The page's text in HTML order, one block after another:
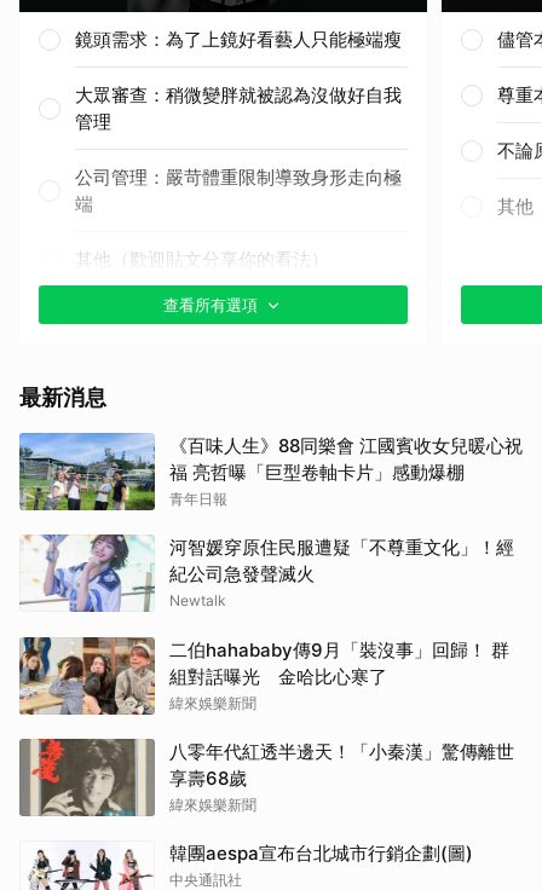
鏡頭需求：為了上鏡好看藝人只能極端瘦
大眾審查：稍微變胖就被認為沒做好自我
管理
公司管理：嚴苛體重限制導致身形走向極
端
其他（歡迎貼文分享你的看法）
查看所有選項
儘管
尊重
不論
其他
最新消息
《百味人生》88同樂會 江國賓收女兒暖心祝
福 亮哲曝「巨型卷軸卡片」感動爆棚
青年日報
河智媛穿原住民服遭疑「不尊重文化」！經
紀公司急發聲滅火
Newtalk
二伯hahababy傳9月「裝沒事」回歸！ 群
組對話曝光 金哈比心寒了
緯來娛樂新聞
八零年代紅透半邊天！「小秦漢」驚傳離世
享壽68歲
緯來娛樂新聞
韓團aespa宣布台北城市行銷企劃(圖)
中央通訊社